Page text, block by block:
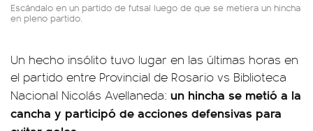
Escándalo en un partido de futsal luego de que se metiera un hincha
en pleno partido.
Un hecho insólito tuvo lugar en las últimas horas en
el partido entre Provincial de Rosario vs Biblioteca
Nacional Nicolás Avellaneda: un hincha se metió a la
cancha y participó de acciones defensivas para